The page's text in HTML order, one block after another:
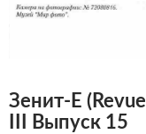
Зенит-Е (
III Выпуск 15